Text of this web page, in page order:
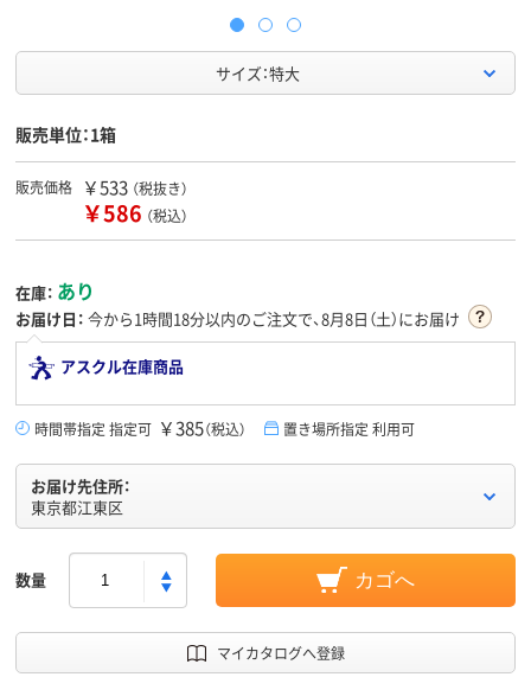
サイズ：特大
販売単位：1箱
販売価格 ￥533 （税抜き）
￥586 （税込）
在庫： あり
お届け日： 今から1時間18分以内のご注文で、8月8日（土）にお届け
アスクル在庫商品
時間帯指定 指定可 ￥385（税込） 置き場所指定 利用可
お届け先住所：
東京都江東区
数量 カゴへ
マイカタログへ登録